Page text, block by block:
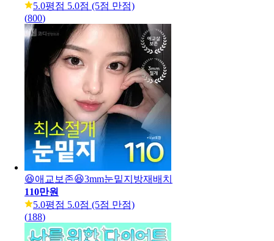
5.0평점 5.0점 (5점 만점)
(800)
😆애교보존😆3mm눈밑지방재배치
110만원
5.0평점 5.0점 (5점 만점)
(188)